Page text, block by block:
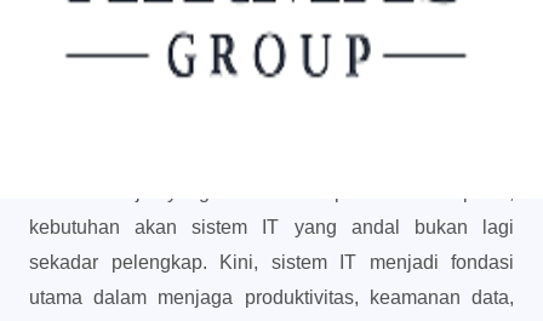
Partner IT untuk Solusi
Kerja yang Lebih Tenang
kebutuhan akan sistem IT yang andal bukan lagi
sekadar pelengkap. Kini, sistem IT menjadi fondasi
utama dalam menjaga produktivitas, keamanan data,